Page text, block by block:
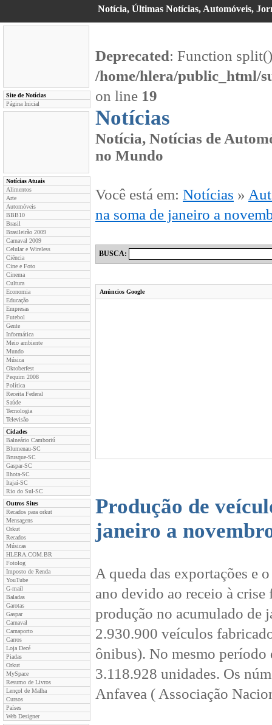
Notícia, Últimas Notícias, Automóveis,
Site de Notícias
Página Inicial
Notícias Atuais
Alimentos
Arte
Automóveis
BBB10
Brasil
Brasileirão 2009
Carnaval 2009
Celular e Wireless
Ciência
Cine e Foto
Cinema
Cultura
Economia
Educação
Empresas
Futebol
Gente
Informática
Meio ambiente
Mundo
Música
Oktoberfest
Pequim 2008
Política
Receita Federal
Saúde
Tecnologia
Televisão
Cidades
Balneário Camboriú
Blumenau-SC
Brusque-SC
Gaspar-SC
Ilhota-SC
Itajaí-SC
Rio do Sul-SC
Outros Sites
Recados para orkut
Mensagens
Orkut
Recados
Músicas
HLERA.COM.BR
Fotolog
Imposto de Renda
YouTube
G-mail
Baladas
Garotas
Gaspar
Carnaval
Carnaporto
Carros
Loja Decé
Piadas
Orkut
MySpace
Resumo de Livros
Lençol de Malha
Cursos
Países
Web Designer
Deprecated: Function
/home/hlera/public_html/
on line 19
Notícias
Notícia, Notícias de
no Mundo
Você está em: Notícias »
na soma de janeiro a
BUSCA:
Anúncios Google
Produção de
janeiro a
A queda das exportações e
ano devido ao receio à
produção no acumulado de
2.930.900 veículos
ônibus). No mesmo
3.118.928 unidades. Os
Anfavea ( Associação